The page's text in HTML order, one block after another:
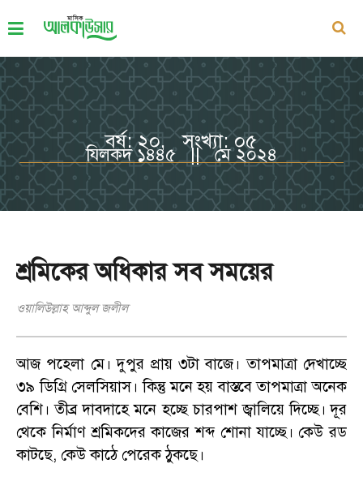
বর্ষ: ২০, সংখ্যা: ০৫
যিলকদ ১৪৪৫ || মে ২০২৪
শ্রমিকের অধিকার সব সময়ের
ওয়ালিউল্লাহ আব্দুল জলীল
আজ পহেলা মে। দুপুর প্রায় ৩টা বাজে। তাপমাত্রা দেখাচ্ছে
৩৯ ডিগ্রি সেলসিয়াস। কিন্তু মনে হয় বাস্তবে তাপমাত্রা অনেক
বেশি। তীব্র দাবদাহে মনে হচ্ছে চারপাশ জ্বালিয়ে দিচ্ছে। দূর
থেকে নির্মাণ শ্রমিকদের কাজের শব্দ শোনা যাচ্ছে। কেউ রড
কাটছে, কেউ কাঠে পেরেক ঠুকছে।